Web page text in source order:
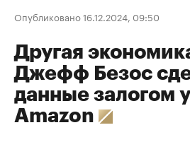
Опубликовано 16.12.2024, 09:50
Другая
Джефф Безос
данные залогом
Amazon